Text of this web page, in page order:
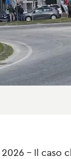
2026 - Il caso